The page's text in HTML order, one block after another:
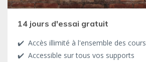
14 jours d'essai gratuit
✔️ Accès illimité à l'ensemble des cours
✔️ Accessible sur tous vos supports